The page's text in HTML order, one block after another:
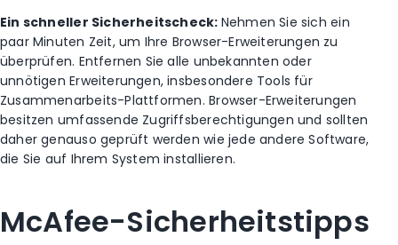
Ein schneller Sicherheitscheck: Nehmen Sie sich ein
paar Minuten Zeit, um Ihre Browser-Erweiterungen zu
überprüfen. Entfernen Sie alle unbekannten oder
unnötigen Erweiterungen, insbesondere Tools für
Zusammenarbeits-Plattformen. Browser-Erweiterungen
besitzen umfassende Zugriffsberechtigungen und sollten
daher genauso geprüft werden wie jede andere Software,
die Sie auf Ihrem System installieren.
McAfee-Sicherheitstipps